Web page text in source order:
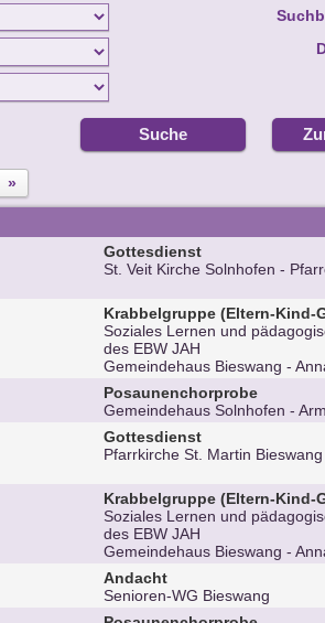
Suche
»
Gottesdienst
St. Veit Kirche Solnhofen
Krabbelgruppe (Eltern-Kind-
Soziales Lernen und
des EBW JAH
Gemeindehaus Bieswang
Posaunenchorprobe
Gemeindehaus Solnhofen
Gottesdienst
Pfarrkirche St. Martin Bieswang
Krabbelgruppe (Eltern-Kind-
Soziales Lernen und
des EBW JAH
Gemeindehaus Bieswang
Andacht
Senioren-WG Bieswang